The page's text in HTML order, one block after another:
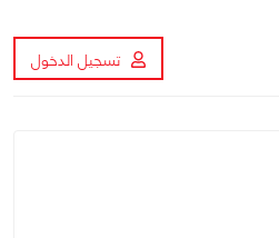
تسجيل الدخول